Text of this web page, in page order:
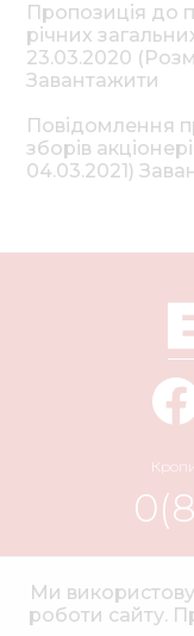
Пропозиція до
річних
23.03.2020
Завантажити
Повідомлення
зборів
04.03.2021)
Ми
роботи сайту.